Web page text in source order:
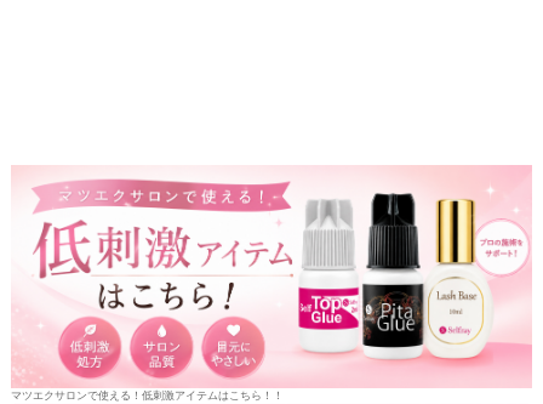
マツエクサロンで使える！低刺激アイテムはこちら！！